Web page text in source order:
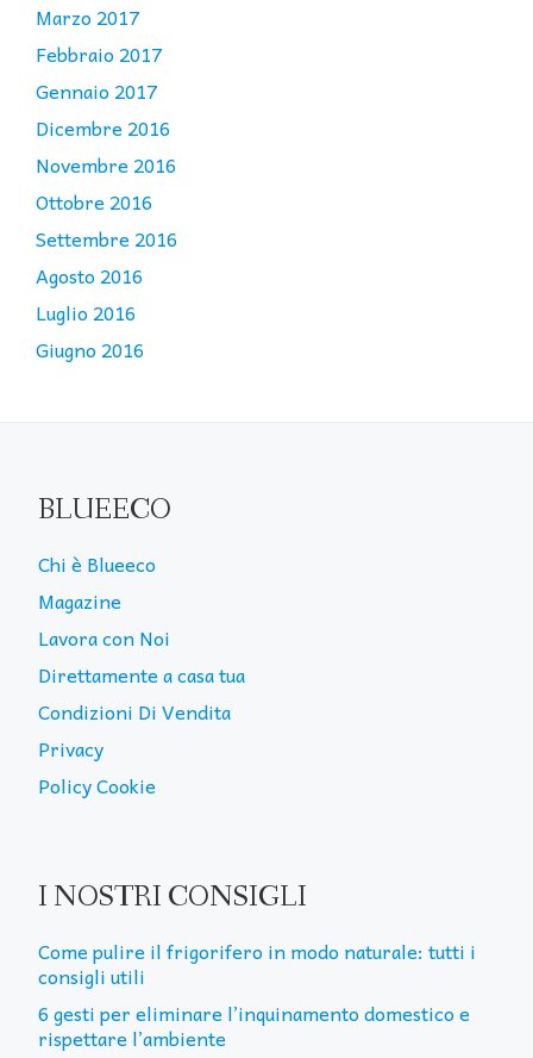
Marzo 2017
Febbraio 2017
Gennaio 2017
Dicembre 2016
Novembre 2016
Ottobre 2016
Settembre 2016
Agosto 2016
Luglio 2016
Giugno 2016
BLUEECO
Chi è Blueeco
Magazine
Lavora con Noi
Direttamente a casa tua
Condizioni Di Vendita
Privacy
Policy Cookie
I NOSTRI CONSIGLI
Come pulire il frigorifero in modo naturale: tutti i
consigli utili
6 gesti per eliminare l’inquinamento domestico e
rispettare l’ambiente